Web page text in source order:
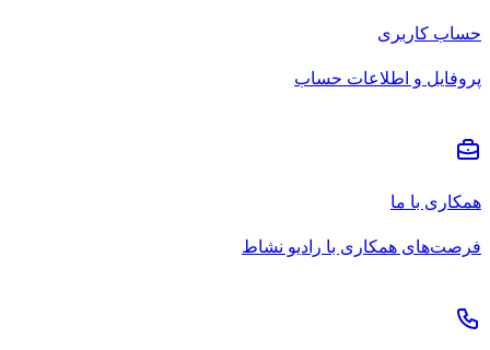
حساب کاربری
پروفایل و اطلاعات حساب
همکاری با ما
فرصت‌های همکاری با رادیو نشاط